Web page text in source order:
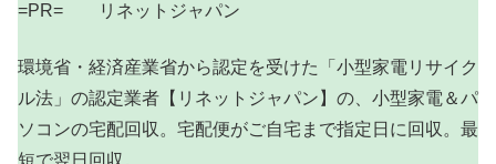
=PR= リネットジャパン
環境省・経済産業省から認定を受けた「小型家電リサイク
ル法」の認定業者【リネットジャパン】の、小型家電＆パ
ソコンの宅配回収。宅配便がご自宅まで指定日に回収。最
短で翌日回収。